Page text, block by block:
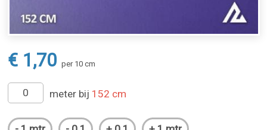
€ 1,70 per 10 cm
meter bij 152 cm